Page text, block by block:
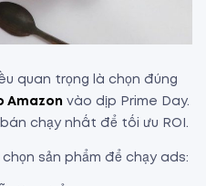
quan trọng là chọn đúng
Amazon vào dịp Prime Day.
chạy nhất để tối ưu ROI.
sản phẩm để chạy ads: